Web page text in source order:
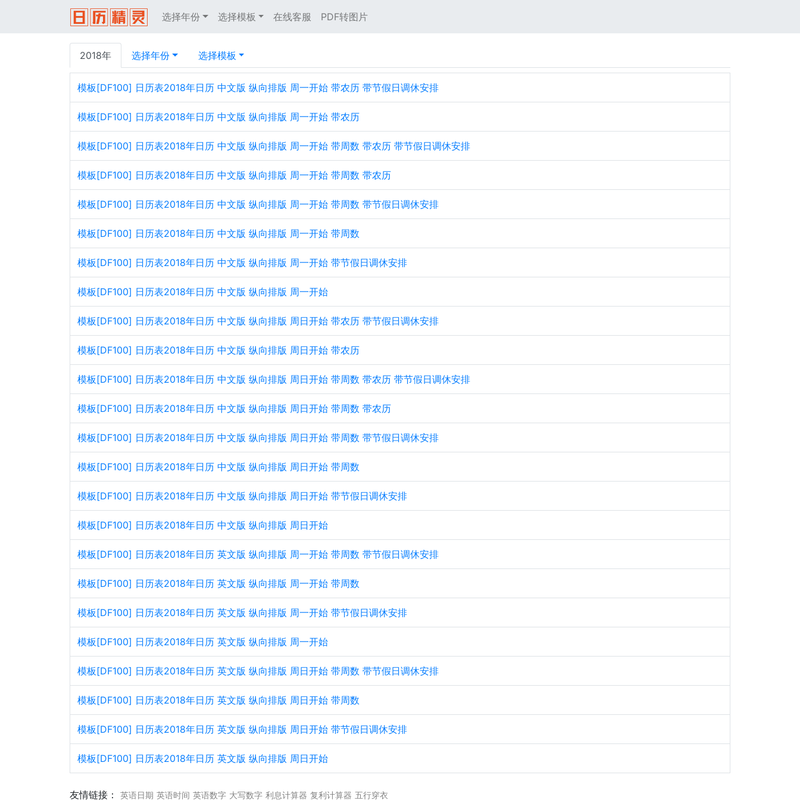
选择年份 选择模板 在线客服 PDF转图片
2018年 选择年份 选择模板
模板[DF100] 日历表2018年日历 中文版 纵向排版 周一开始 带农历 带节假日调休安排
模板[DF100] 日历表2018年日历 中文版 纵向排版 周一开始 带农历
模板[DF100] 日历表2018年日历 中文版 纵向排版 周一开始 带周数 带农历 带节假日调休安排
模板[DF100] 日历表2018年日历 中文版 纵向排版 周一开始 带周数 带农历
模板[DF100] 日历表2018年日历 中文版 纵向排版 周一开始 带周数 带节假日调休安排
模板[DF100] 日历表2018年日历 中文版 纵向排版 周一开始 带周数
模板[DF100] 日历表2018年日历 中文版 纵向排版 周一开始 带节假日调休安排
模板[DF100] 日历表2018年日历 中文版 纵向排版 周一开始
模板[DF100] 日历表2018年日历 中文版 纵向排版 周日开始 带农历 带节假日调休安排
模板[DF100] 日历表2018年日历 中文版 纵向排版 周日开始 带农历
模板[DF100] 日历表2018年日历 中文版 纵向排版 周日开始 带周数 带农历 带节假日调休安排
模板[DF100] 日历表2018年日历 中文版 纵向排版 周日开始 带周数 带农历
模板[DF100] 日历表2018年日历 中文版 纵向排版 周日开始 带周数 带节假日调休安排
模板[DF100] 日历表2018年日历 中文版 纵向排版 周日开始 带周数
模板[DF100] 日历表2018年日历 中文版 纵向排版 周日开始 带节假日调休安排
模板[DF100] 日历表2018年日历 中文版 纵向排版 周日开始
模板[DF100] 日历表2018年日历 英文版 纵向排版 周一开始 带周数 带节假日调休安排
模板[DF100] 日历表2018年日历 英文版 纵向排版 周一开始 带周数
模板[DF100] 日历表2018年日历 英文版 纵向排版 周一开始 带节假日调休安排
模板[DF100] 日历表2018年日历 英文版 纵向排版 周一开始
模板[DF100] 日历表2018年日历 英文版 纵向排版 周日开始 带周数 带节假日调休安排
模板[DF100] 日历表2018年日历 英文版 纵向排版 周日开始 带周数
模板[DF100] 日历表2018年日历 英文版 纵向排版 周日开始 带节假日调休安排
模板[DF100] 日历表2018年日历 英文版 纵向排版 周日开始
友情链接： 英语日期 英语时间 英语数字 大写数字 利息计算器 复利计算器 五行穿衣